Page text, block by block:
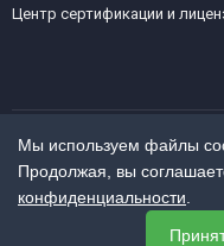
Центр сертификации и
МЕНЮ
Мы используем файлы
Продолжая, вы
конфиденциальности